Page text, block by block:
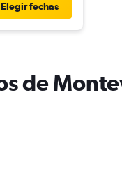
Elegir fechas
de